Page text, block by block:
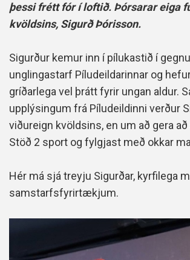
þessi frétt fór í loftið. Þórsarar eiga
kvöldsins, Sigurð Þórisson.
Sigurður kemur inn í pílukastið í
unglingastarf Píludeildarinnar og
gríðarlega vel þrátt fyrir ungan aldur.
upplýsingum frá Píludeildinni verður
viðureign kvöldsins, en um að gera að
Stöð 2 sport og fylgjast með okkar
Hér má sjá treyju Sigurðar, kyrfilega
samstarfsfyrirtækjum.